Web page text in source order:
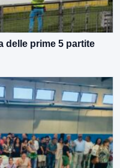
delle prime 5 partite